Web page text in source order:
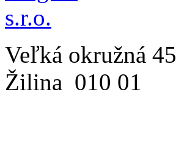
Veľká okružná 45
Žilina 010 01